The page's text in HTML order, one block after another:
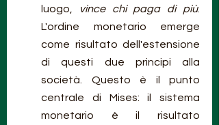
luogo,
vince chi paga di più.
L'ordine monetario emerge
come risultato dell'estensione
di questi due principi alla
società. Questo è il punto
centrale di Mises: il sistema
monetario è il risultato